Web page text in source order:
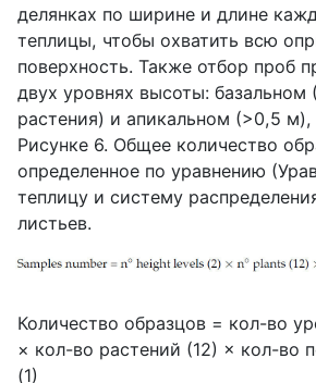
делянках по ширине и длине
теплицы, чтобы охватить всю
поверхность. Также отбор проб
двух уровнях высоты:
растения) и апикальном (>0,5 м),
Рисунке 6. Общее количество
определенное по уравнению
теплицу и систему
листьев.
Количество образцов = кол-во
× кол-во растений (12) × кол-во
(1)